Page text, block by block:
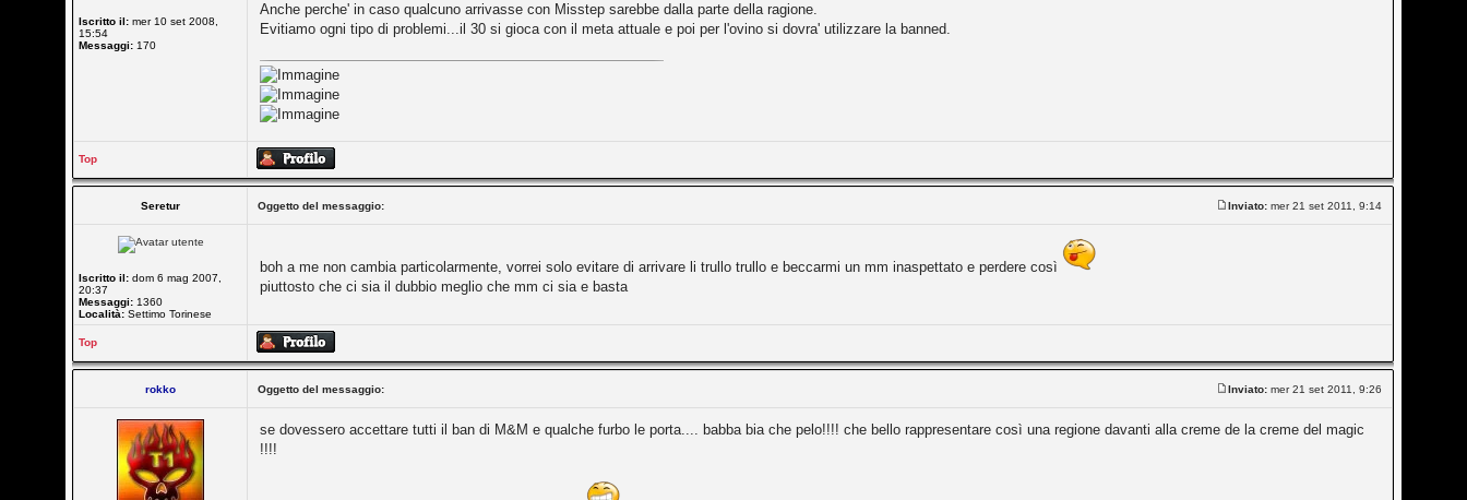
Iscritto il: mer 10 set 2008,
15:54
Messaggi: 170
Anche perche' in caso qualcuno arrivasse con Misstep sarebbe dalla parte della ragione.
Evitiamo ogni tipo di problemi...il 30 si gioca con il meta attuale e poi per l'ovino si dovra' utilizzare la banned.
Top
Seretur Oggetto del messaggio: Inviato: mer 21 set 2011, 9:14
Iscritto il: dom 6 mag 2007,
20:37
Messaggi: 1360
Località: Settimo Torinese
boh a me non cambia particolarmente, vorrei solo evitare di arrivare li trullo trullo e beccarmi un mm inaspettato e perdere così
piuttosto che ci sia il dubbio meglio che mm ci sia e basta
Top
rokko Oggetto del messaggio: Inviato: mer 21 set 2011, 9:26
se dovessero accettare tutti il ban di M&M e qualche furbo le porta.... babba bia che pelo!!!! che bello rappresentare così una regione davanti alla creme de la creme del magic
!!!!